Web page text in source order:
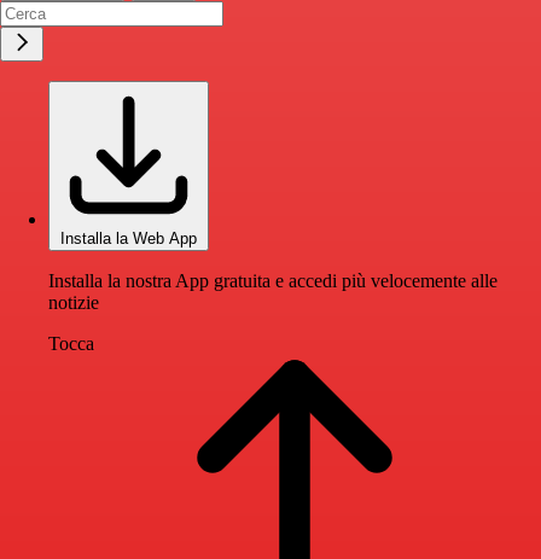
Installa la Web App
Installa la nostra App gratuita e accedi più velocemente alle
notizie
Tocca